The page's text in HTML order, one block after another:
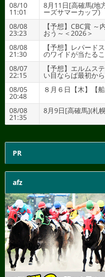
08/10
11:01
8月11日[高確馬(地
ーズサマーカップ)
08/08
23:23
【予想】CBC賞
おう～＜2026＞
08/08
21:30
【予想】レパード
のワイドが当たる
08/07
22:15
【予想】エルムス
い目ならば最初か
08/05
20:48
８月６日【木】【
08/08
21:35
8月9日[高確馬](札
PR
afz